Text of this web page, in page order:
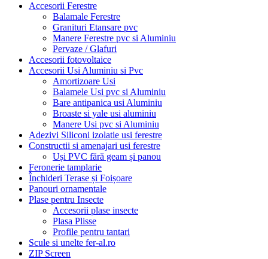
Accesorii Ferestre
Balamale Ferestre
Granituri Etansare pvc
Manere Ferestre pvc si Aluminiu
Pervaze / Glafuri
Accesorii fotovoltaice
Accesorii Usi Aluminiu si Pvc
Amortizoare Usi
Balamele Usi pvc si Aluminiu
Bare antipanica usi Aluminiu
Broaste si yale usi aluminiu
Manere Usi pvc si Aluminiu
Adezivi Siliconi izolatie usi ferestre
Constructii si amenajari usi ferestre
Uși PVC fără geam și panou
Feronerie tamplarie
Închideri Terase și Foișoare
Panouri ornamentale
Plase pentru Insecte
Accesorii plase insecte
Plasa Plisse
Profile pentru tantari
Scule si unelte fer-al.ro
ZIP Screen